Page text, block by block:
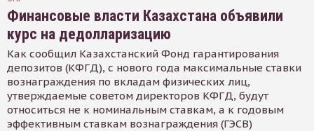
Финансовые власти Казахстана объявили
курс на дедолларизацию
Как сообщил Казахстанский Фонд гарантирования
депозитов (КФГД), с нового года максимальные ставки
вознаграждения по вкладам физических лиц,
утверждаемые советом директоров КФГД, будут
относиться не к номинальным ставкам, а к годовым
эффективным ставкам вознаграждения (ГЭСВ)